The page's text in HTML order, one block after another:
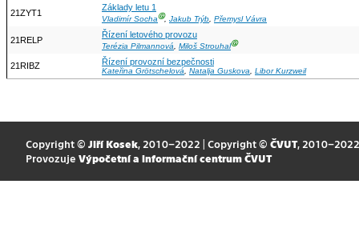
21ZYT1
Základy letu 1
Vladimír SochaⒼ, Jakub Trýb, Přemysl Vávra
21RELP
Řízení letového provozu
Terézia Pilmannová, Miloš StrouhalⒼ
21RIBZ Řízení provozní bezpečnosti
Kateřina Grötschelová, Natalja Guskova, Libor Kurzweil
Copyright © Jiří Kosek, 2010–2022 | Copyright © ČVUT, 2010–2022
Provozuje Výpočetní a informační centrum ČVUT